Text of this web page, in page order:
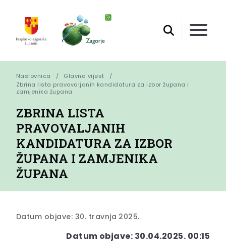
Naslovnica
Glavna vijest
Zbrina lista pravovaljanih kandidatura za izbor župana i
zamjenika župana
ZBRINA LISTA
PRAVOVALJANIH
KANDIDATURA ZA IZBOR
ŽUPANA I ZAMJENIKA
ŽUPANA
Datum objave: 30. travnja 2025.
Datum objave: 30.04.2025. 00:15